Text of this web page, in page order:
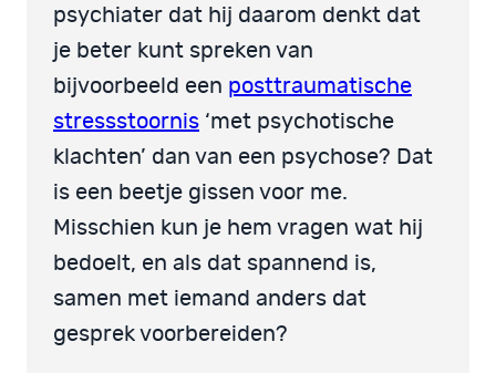
psychiater dat hij daarom denkt dat
je beter kunt spreken van
bijvoorbeeld een posttraumatische
stressstoornis ‘met psychotische
klachten’ dan van een psychose? Dat
is een beetje gissen voor me.
Misschien kun je hem vragen wat hij
bedoelt, en als dat spannend is,
samen met iemand anders dat
gesprek voorbereiden?